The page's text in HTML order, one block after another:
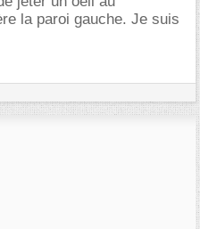
la paroi gauche. Je suis